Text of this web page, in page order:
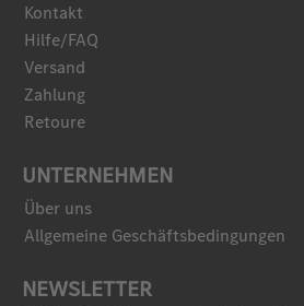
Kontakt
Hilfe/FAQ
Versand
Zahlung
Retoure
UNTERNEHMEN
Über uns
Allgemeine Geschäftsbedingungen
NEWSLETTER